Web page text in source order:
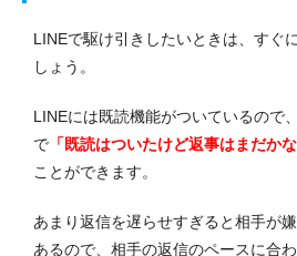
LINEで駆け引きしたいときは、すぐ
しょう。
LINEには既読機能がついているので
で 「既読はついたけど返事はまだか
ことができます。
あまり返信を遅らせすぎると相手が
あるので、相手の返信のペースに合